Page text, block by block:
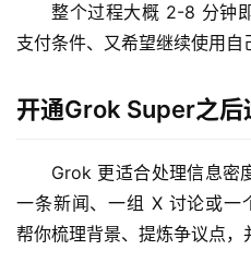
整个过程大概 2-8 分钟
支付条件、又希望继续使用自
开通Grok Super之后
Grok 更适合处理信息密
一条新闻、一组 X 讨论或
帮你梳理背景、提炼争议点，